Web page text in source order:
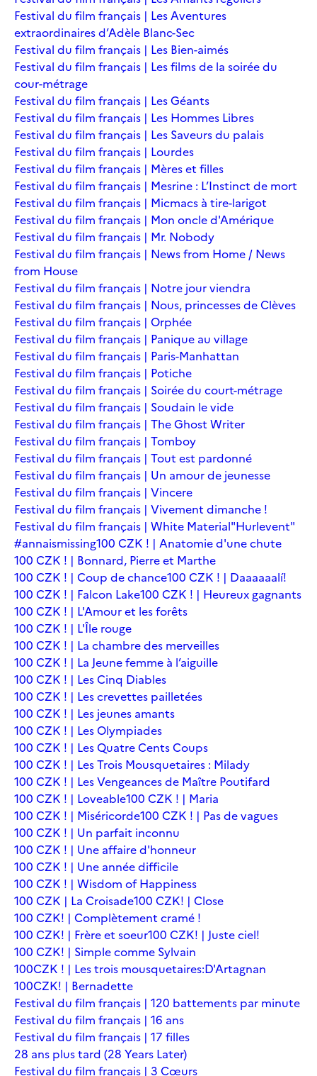
Festival du film français | Les Aventures
extraordinaires d’Adèle Blanc-Sec
Festival du film français | Les Bien-aimés
Festival du film français | Les films de la soirée du
cour-métrage
Festival du film français | Les Géants
Festival du film français | Les Hommes Libres
Festival du film français | Les Saveurs du palais
Festival du film français | Lourdes
Festival du film français | Mères et filles
Festival du film français | Mesrine : L’Instinct de mort
Festival du film français | Micmacs à tire-larigot
Festival du film français | Mon oncle d'Amérique
Festival du film français | Mr. Nobody
Festival du film français | News from Home / News
from House
Festival du film français | Notre jour viendra
Festival du film français | Nous, princesses de Clèves
Festival du film français | Orphée
Festival du film français | Panique au village
Festival du film français | Paris-Manhattan
Festival du film français | Potiche
Festival du film français | Soirée du court-métrage
Festival du film français | Soudain le vide
Festival du film français | The Ghost Writer
Festival du film français | Tomboy
Festival du film français | Tout est pardonné
Festival du film français | Un amour de jeunesse
Festival du film français | Vincere
Festival du film français | Vivement dimanche !
Festival du film français | White Material"Hurlevent"
#annaismissing100 CZK ! | Anatomie d'une chute
100 CZK ! | Bonnard, Pierre et Marthe
100 CZK ! | Coup de chance100 CZK ! | Daaaaaalí!
100 CZK ! | Falcon Lake100 CZK ! | Heureux gagnants
100 CZK ! | L'Amour et les forêts
100 CZK ! | L'Île rouge
100 CZK ! | La chambre des merveilles
100 CZK ! | La Jeune femme à l’aiguille
100 CZK ! | Les Cinq Diables
100 CZK ! | Les crevettes pailletées
100 CZK ! | Les jeunes amants
100 CZK ! | Les Olympiades
100 CZK ! | Les Quatre Cents Coups
100 CZK ! | Les Trois Mousquetaires : Milady
100 CZK ! | Les Vengeances de Maître Poutifard
100 CZK ! | Loveable100 CZK ! | Maria
100 CZK ! | Miséricorde100 CZK ! | Pas de vagues
100 CZK ! | Un parfait inconnu
100 CZK ! | Une affaire d'honneur
100 CZK ! | Une année difficile
100 CZK ! | Wisdom of Happiness
100 CZK | La Croisade100 CZK! | Close
100 CZK! | Complètement cramé !
100 CZK! | Frère et soeur100 CZK! | Juste ciel!
100 CZK! | Simple comme Sylvain
100CZK ! | Les trois mousquetaires:D'Artagnan
100CZK! | Bernadette
Festival du film français | 120 battements par minute
Festival du film français | 16 ans
Festival du film français | 17 filles
28 ans plus tard (28 Years Later)
Festival du film français | 3 Cœurs